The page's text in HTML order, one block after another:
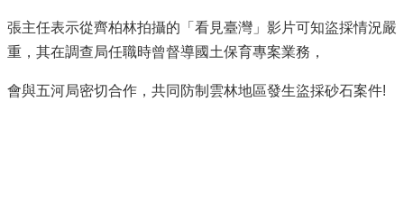
張主任表示從齊柏林拍攝的「看見臺灣」影片可知盜採情況嚴
重，其在調查局任職時曾督導國土保育專案業務，
會與五河局密切合作，共同防制雲林地區發生盜採砂石案件!